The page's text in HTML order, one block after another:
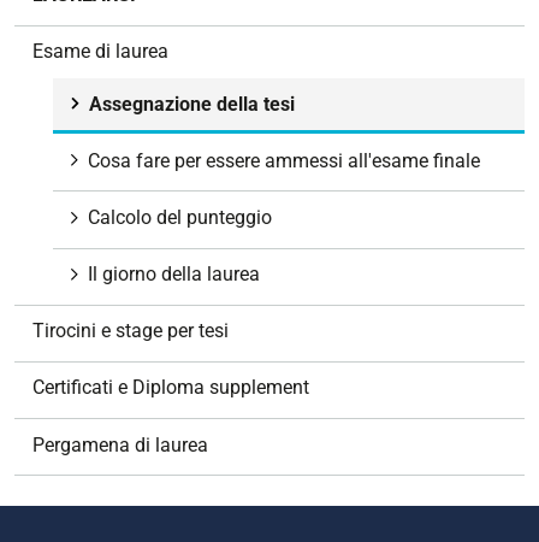
Esame di laurea
Assegnazione della tesi
Cosa fare per essere ammessi all'esame finale
Calcolo del punteggio
Il giorno della laurea
Tirocini e stage per tesi
Certificati e Diploma supplement
Pergamena di laurea